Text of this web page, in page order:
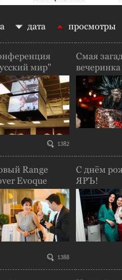
дата просмотры
мир"
1382
Смая
вечеринка
Range
Evoque
в
1388
С днём
ЯРЪ!